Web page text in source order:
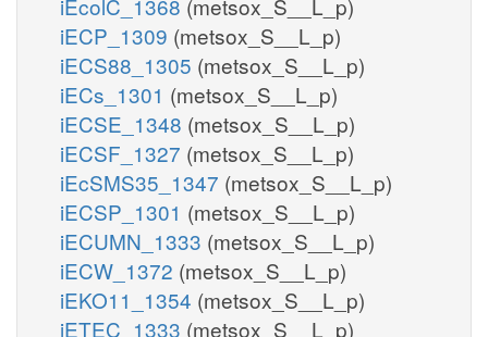
iECP_1309 (metsox_S__L_p)
iECS88_1305 (metsox_S__L_p)
iECs_1301 (metsox_S__L_p)
iECSE_1348 (metsox_S__L_p)
iECSF_1327 (metsox_S__L_p)
iEcSMS35_1347 (metsox_S__L_p)
iECSP_1301 (metsox_S__L_p)
iECUMN_1333 (metsox_S__L_p)
iECW_1372 (metsox_S__L_p)
iEKO11_1354 (metsox_S__L_p)
iETEC_1333 (metsox_S__L_p)